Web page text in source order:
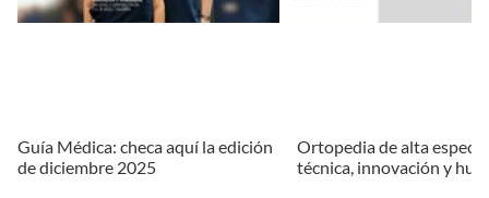
Guía Médica: checa aquí la edición
de diciembre 2025
Ortopedia de alta
técnica, innovación y